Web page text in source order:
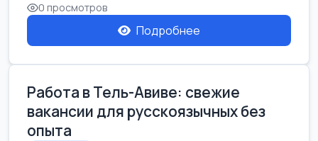
0 просмотров
Подробнее
Работа в Тель-Авиве: свежие
вакансии для русскоязычных без
опыта